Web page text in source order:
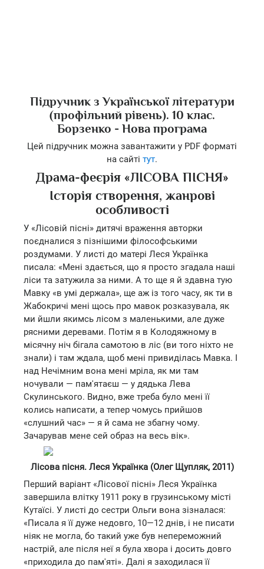
Підручник з Української літератури
(профільний рівень). 10 клас.
Борзенко - Нова програма
Цей підручник можна завантажити у PDF форматі
на сайті тут.
Драма-феєрія «ЛІСОВА ПІСНЯ»
Історія створення, жанрові
особливості
У «Лісовій пісні» дитячі враження авторки
поєдналися з пізнішими філософськими
роздумами. У листі до матері Леся Українка
писала: «Мені здається, що я просто згадала наші
ліси та затужила за ними. А то ще я й здавна тую
Мавку «в умі держала», ще аж із того часу, як ти в
Жабокричі мені щось про мавок розказувала, як
ми йшли якимсь лісом з маленькими, але дуже
рясними деревами. Потім я в Колодяжному в
місячну ніч бігала самотою в ліс (ви того ніхто не
знали) і там ждала, щоб мені привиділась Мавка. І
над Нечімним вона мені мріла, як ми там
ночували — пам'ятаєш — у дядька Лева
Скулинського. Видно, вже треба було мені її
колись написати, а тепер чомусь прийшов
«слушний час» — я й сама не збагну чому.
Зачарував мене сей образ на весь вік».
Лісова пісня. Леся Українка (Олег Щупляк, 2011)
Перший варіант «Лісової пісні» Леся Українка
завершила влітку 1911 року в грузинському місті
Кутаїсі. У листі до сестри Ольги вона зізналася:
«Писала я її дуже недовго, 10—12 днів, і не писати
ніяк не могла, бо такий уже був непереможний
настрій, але після неї я була хвора і досить довго
«приходила до пам'яті». Далі я заходилася її